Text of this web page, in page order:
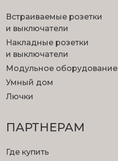
Встраиваемые розетки
и выключатели
Накладные розетки
и выключатели
Модульное оборудование
Умный дом
Лючки
ПАРТНЕРАМ
Где купить